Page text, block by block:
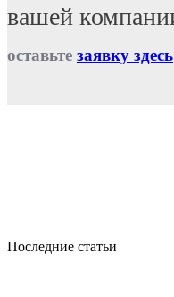
вашей
оставьте заявку здесь
Последние статьи